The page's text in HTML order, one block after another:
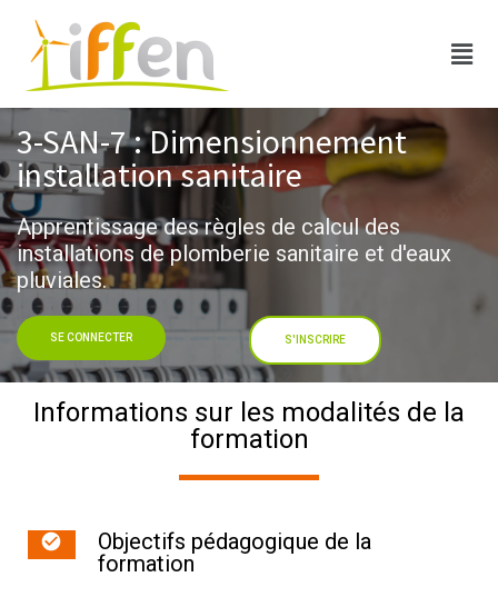
3-SAN-7 : Dimensionnement
installation sanitaire
Apprentissage des règles de calcul des
installations de plomberie sanitaire et d'eaux
pluviales.
SE CONNECTER S'INSCRIRE
Informations sur les modalités de la
formation
Objectifs pédagogique de la
formation